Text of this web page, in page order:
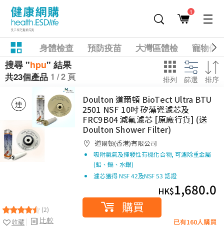
1
身體檢查 預防疫苗 大灣區體檢 寵物健
搜尋 "hpu" 結果
共23個產品 1 / 2 頁 排列 篩選 排序
(2)
比較
收藏
Doulton 道爾頓 BioTect Ultra BTU
2501 NSF 10吋 矽藻瓷濾芯及
FRC9B04 減氟濾芯 [原廠行貨] (送
Doulton Shower Filter)
道爾頓(香港)有限公司
吸附氯氣及揮發性有機化合物, 可濾除重金屬
(鉛、鎘、水銀)
濾芯獲得 NSF 42及NSF 53 認證
HK$1,680.0
購買
已有160人購買